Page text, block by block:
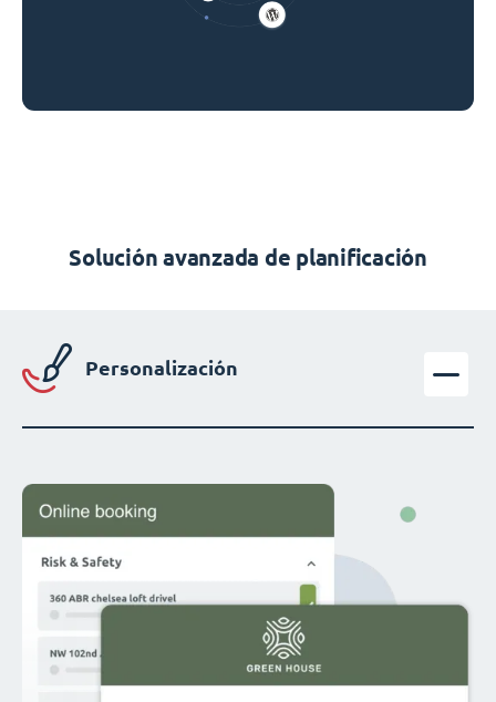
Solución avanzada de planificación
Personalización